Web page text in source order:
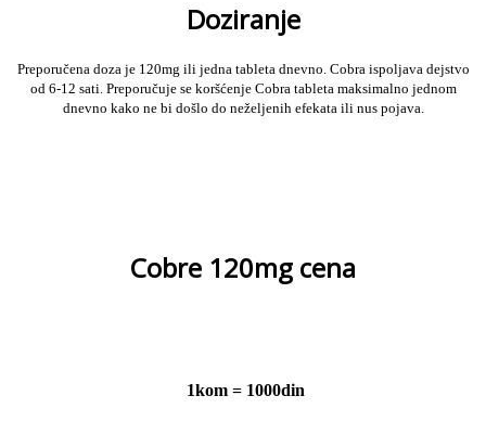
Doziranje
Preporučena doza je 120mg ili jedna tableta dnevno. Cobra ispoljava dejstvo
od 6-12 sati. Preporučuje se koršćenje Cobra tableta maksimalno jednom
dnevno kako ne bi došlo do neželjenih efekata ili nus pojava.
Cobre 120mg cena
1kom = 1000din